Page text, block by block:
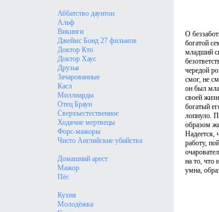
Аббатство даунтон
Альф
Викинги
Джеймс Бонд 27 фильмов
Доктор Кто
Доктор Хаус
Друзья
Зачарованные
Касл
Миллиарды
Отец Браун
Сверхъестественное
Ходячие мертвецы
Форс-мажоры
Чисто Английские убийства
Домашний арест
Мажор
Пёс
Кухня
Молодёжка
О
богатой
младший
чередой
смог, не
он был
своей
богатый
лопнуло.
образом
Надеется,
работу,
на то, что
умна,